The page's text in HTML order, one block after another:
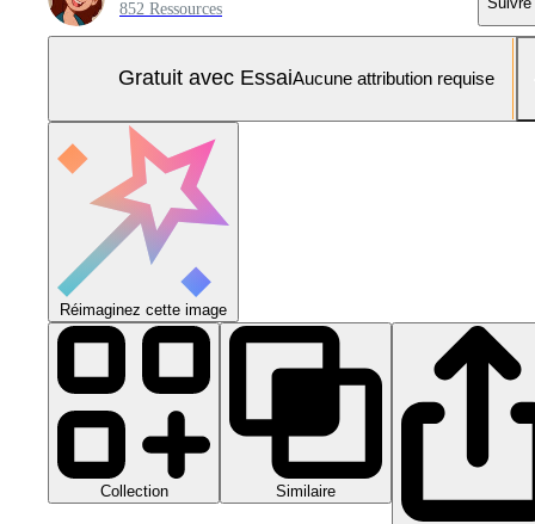
852 Ressources
Gratuit avec EssaiAucune attribution requise
Réimaginez cette image
Collection Similaire